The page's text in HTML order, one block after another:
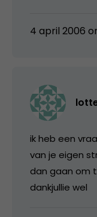
4 april 2006
ik heb een
van je eigen
dan gaan om
dankjullie wel